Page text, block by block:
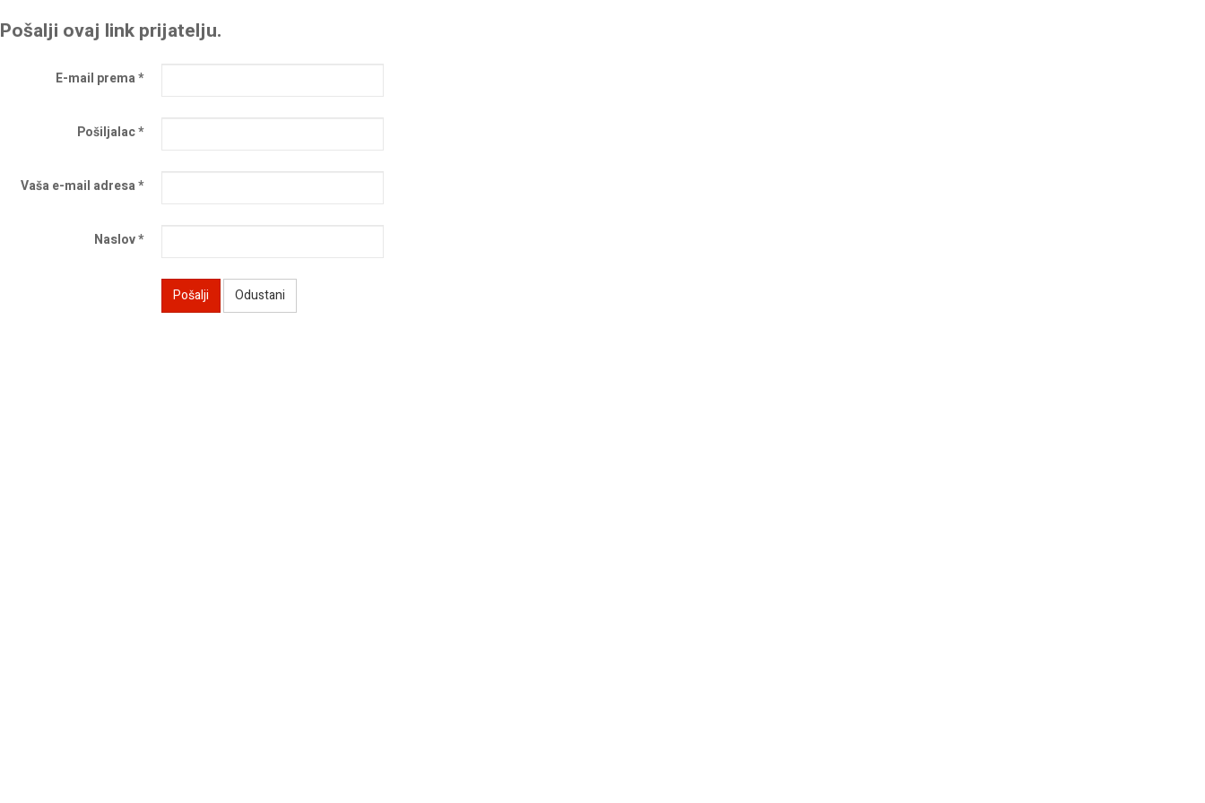
Pošalji ovaj link prijatelju.
E-mail prema*
Pošiljalac*
Vaša e-mail adresa*
Naslov*
Pošalji Odustani